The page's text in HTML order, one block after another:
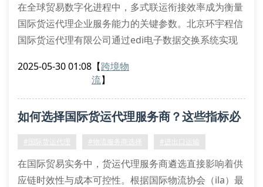
在全球贸易数字化进程中，多式联运衔接效率成为衡量
国际货运代理企业服务能力的关键参数。北京环宇程信
国际货运代理有限公司通过edi电子数据交换系统实现
在±8小时内，显著优于行业平均水平。
纽分流算法优化路径规划。我司在汉堡、新加坡等12个
战略港口部署智能分拨中心，采用rfid货物
2025-05-30 01:08 【跨境物
流】
如何选择国际货运代理服务商？这些指标必
须掌握！
#国际货运代理 #物流服务商选择 #进出口运输
在国际贸易实务中，货运代理服务商遴选直接影响着供
应链时效性与成本可控性。根据国际物流协会（ila）最